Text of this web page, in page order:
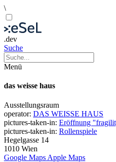
\
.dev
Suche
Menü
das weisse haus
Ausstellungsraum
operator: DAS WEISSE HAUS
pictures-taken-in: Eröffnung
pictures-taken-in: Rollenspiele
Hegelgasse 14
1010 Wien
Google Maps Apple Maps